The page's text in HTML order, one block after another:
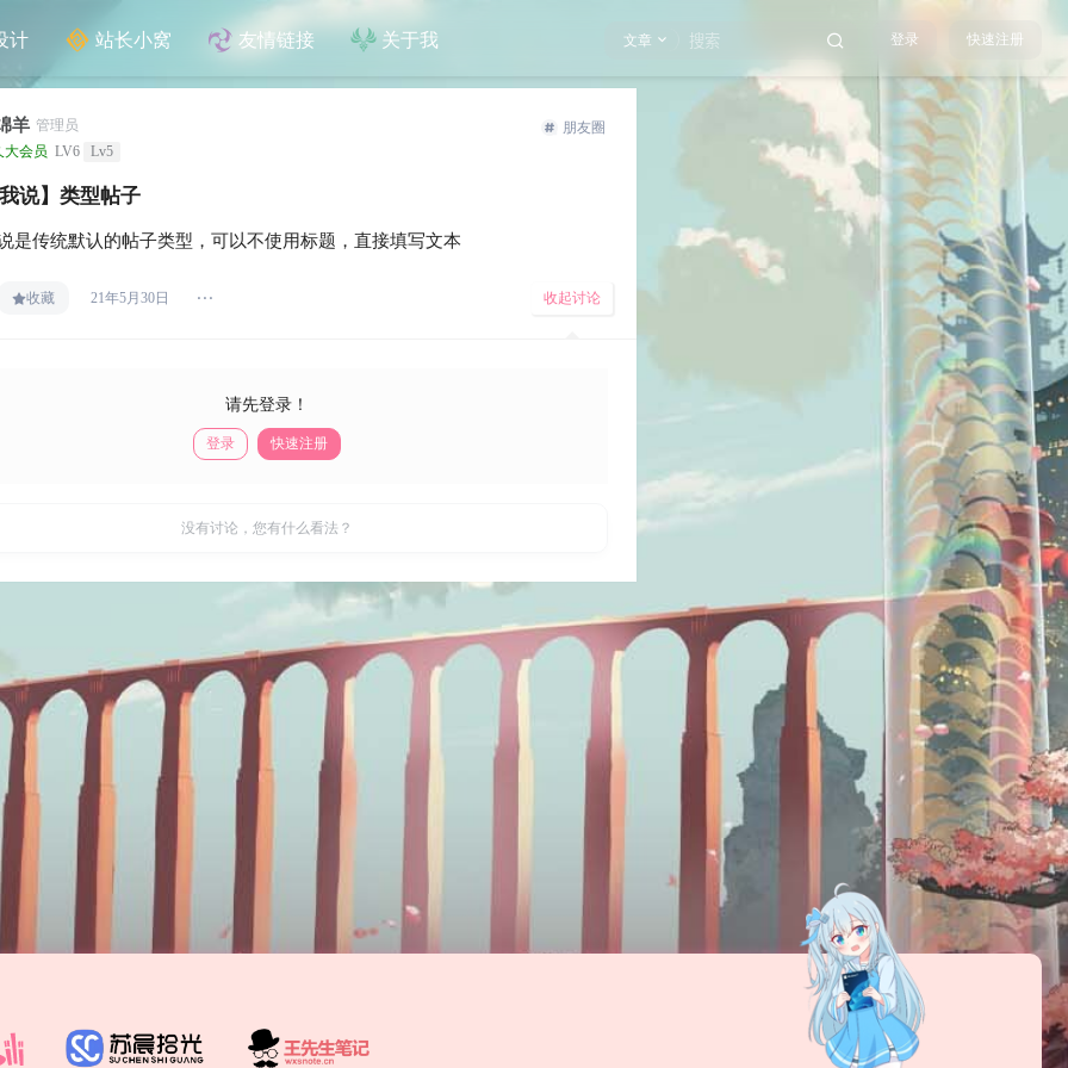
计 站长小窝 友情链接 关于我 文章 登录 快速注册
羊 管理员
大会员 LV6 Lv5
朋友圈
说】类型帖子
是传统默认的帖子类型，可以不使用标题，直接填写文本
收藏 21年5月30日 收起讨论
请先登录！
登录 快速注册
没有讨论，您有什么看法？